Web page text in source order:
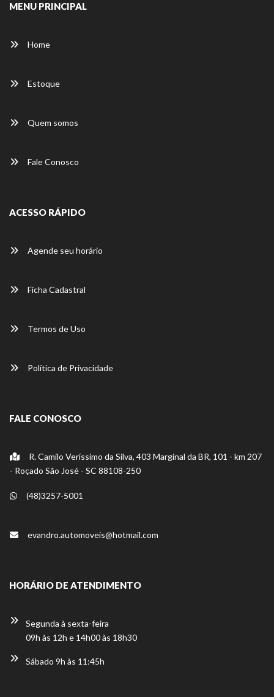
MENU PRINCIPAL
Home
Estoque
Quem somos
Fale Conosco
ACESSO RÁPIDO
Agende seu horário
Ficha Cadastral
Termos de Uso
Política de Privacidade
FALE CONOSCO
R. Camilo Veríssimo da Silva, 403 Marginal da BR, 101 - km 207
- Roçado São José - SC 88108-250
(48)3257-5001
evandro.automoveis@hotmail.com
HORÁRIO DE ATENDIMENTO
Segunda à sexta-feira
09h às 12h e 14h00 às 18h30
Sábado 9h às 11:45h